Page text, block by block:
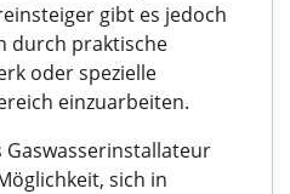
gibt es jedoch
durch praktische
oder spezielle
einzuarbeiten.
Gaswasserinstallateur
sich in